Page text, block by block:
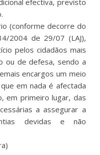
(conforme decorre do
2004 de 29/07 (LAJ),
pelos cidadãos mais
ou de defesa, sendo a
encargos um meio
em nada é afectada
em primeiro lugar, das
a assegurar a
devidas e não